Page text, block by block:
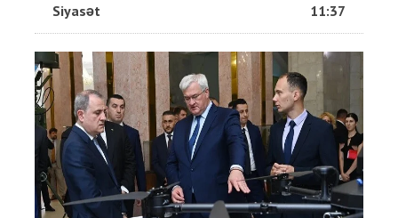
Siyasət 11:37